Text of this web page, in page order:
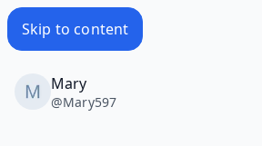
Skip to content
Mary
@Mary597